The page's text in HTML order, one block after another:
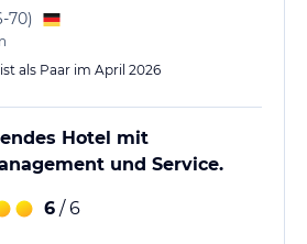
haben gleich…
70)
als Paar im April 2026
Hotel mit
und Service.
6 / 6